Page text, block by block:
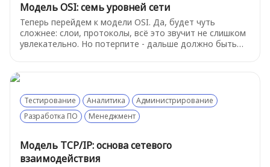
Модель OSI: семь уровней сети
Теперь перейдем к модели OSI. Да, будет чуть
сложнее: слои, протоколы, всё это звучит не слишком
увлекательно. Но потерпите - дальше должно быть
Тестирование Аналитика
Администрирование
Разработка ПО
Менеджмент
Модель TCP/IP: основа сетевого
взаимодействия